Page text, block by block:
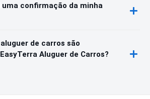
uma confirmação da minha
de carros são
Aluguer de Carros?